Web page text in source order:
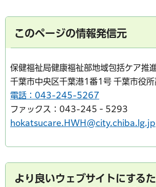
このページの情報発信元
保健福祉局健康福祉部地域包括ケア推
千葉市中央区千葉港1番1号 千葉市役
電話：043-245-5267
ファックス：043-245‐5293
hokatsucare.HWH@city.chiba.lg.jp
より良いウェブサイトにする